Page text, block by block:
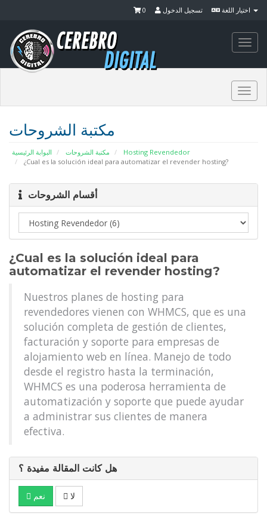
تسجيل الدخول 0
مكتبة الشروحات
البوابة الرئيسية مكتبة الشروحات
Hosting Revendedor
¿Cual es la solución ideal para automatizar el revender hosting?
أقسام الشروحات
¿Cual es la solución ideal para
automatizar el revender hosting?
Nuestros planes de hosting para
revendedores vienen con WHMCS, que es una
solución completa de gestión de clientes,
facturación y soporte para empresas de
alojamiento web en línea. Manejo de todo
desde el registro hasta la terminación,
WHMCS es una poderosa herramienta de
automatización y soporte que puede ayudar
a administrar sus clientes de manera
efectiva.
هل كانت المقالة مفيدة ؟
نعم لا